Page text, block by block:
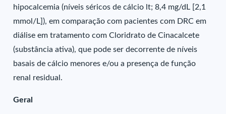
hipocalcemia (níveis séricos de cálcio lt; 8,4 mg/dL [2,1
mmol/L]), em comparação com pacientes com DRC em
diálise em tratamento com Cloridrato de Cinacalcete
(substância ativa), que pode ser decorrente de níveis
basais de cálcio menores e/ou a presença de função
renal residual.
Geral